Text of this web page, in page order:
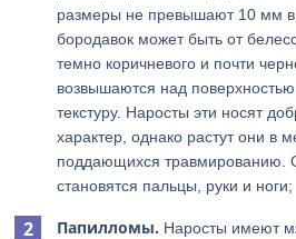
размеры не превышают 10 мм
бородавок может быть от
темно коричневого и почти
возвышаются над
текстуру. Наросты эти носят
характер, однако растут они в
поддающихся травмированию.
становятся пальцы, руки и ноги;
Папилломы. Наросты имеют